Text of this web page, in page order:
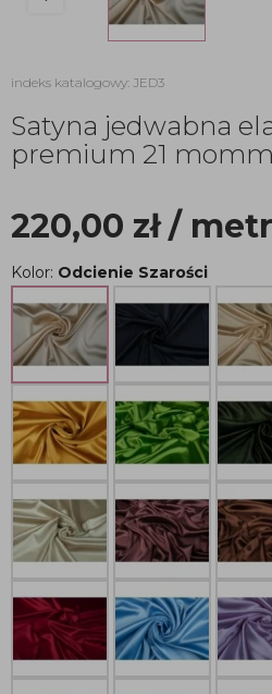
indeks katalogowy: JED3
Satyna jedwabna
premium 21
220,00 zł/ metr
Kolor: Odcienie Szarości